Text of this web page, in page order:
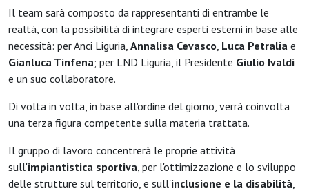
Il team sarà composto da rappresentanti di entrambe le
realtà, con la possibilità di integrare esperti esterni in base alle
necessità: per Anci Liguria, Annalisa Cevasco, Luca Petralia e
Gianluca Tinfena; per LND Liguria, il Presidente Giulio Ivaldi
e un suo collaboratore.
Di volta in volta, in base all'ordine del giorno, verrà coinvolta
una terza figura competente sulla materia trattata.
Il gruppo di lavoro concentrerà le proprie attività
sull'impiantistica sportiva, per l'ottimizzazione e lo sviluppo
delle strutture sul territorio, e sull'inclusione e la disabilità,